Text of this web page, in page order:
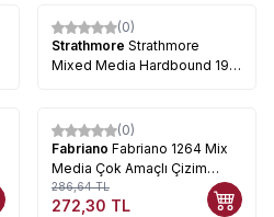
%15
(0)
Strathmore Strathmore
Mixed Media Hardbound 190
%5
(0)
Fabriano Fabriano 1264 Mix
Media Çok Amaçlı Çizim
Defteri Üstten Spiralli 300g
A5
286,64TL
272,30 TL